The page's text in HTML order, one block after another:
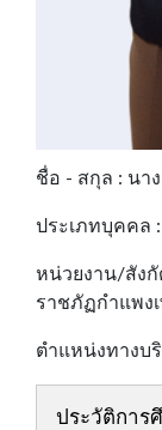
ชื่อ - สกุล : นา
ประเภทบุคคล
หน่วยงาน/สัง
ราชภัฏกำแพง
ตำแหน่งทางบ
ประวัติการ